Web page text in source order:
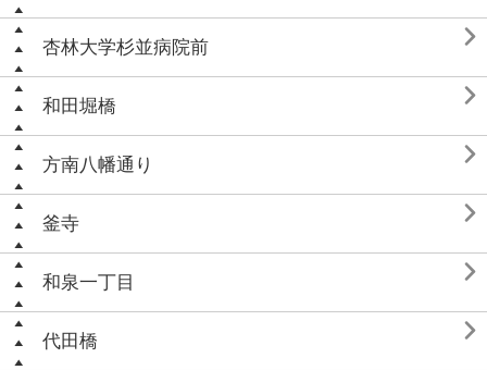
杏林大学杉並病院前 
和田堀橋 
方南八幡通り 
釜寺 
和泉一丁目 
代田橋 